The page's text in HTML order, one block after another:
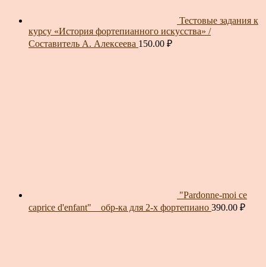
Тестовые задания к
курсу «История фортепианного искусства» /
Составитель А. Алексеева 150.00 ₽
"Pardonne-moi ce
caprice d'enfant" _ обр-ка для 2-х фортепиано 390.00 ₽